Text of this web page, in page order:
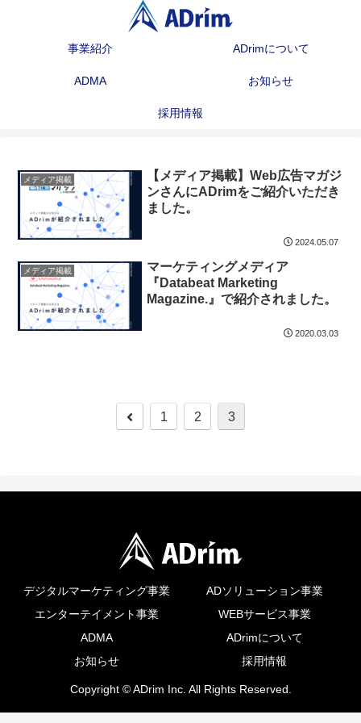
事業紹介 ADrimについて
ADMA お知らせ
採用情報
メディア掲載
【メディア掲載】Web広告マガジ
ンさんにADrimをご紹介いただき
ました。
2024.05.07
メディア掲載
マーケティングメディア
『Databeat Marketing
Magazine.』で紹介されました。
2020.03.03
前
1 2 3
デジタルマーケティング事業
ADソリューション事業
エンターテイメント事業
WEBサービス事業
ADMA
ADrimについて
お知らせ
採用情報
Copyright © ADrim Inc. All Rights Reserved.